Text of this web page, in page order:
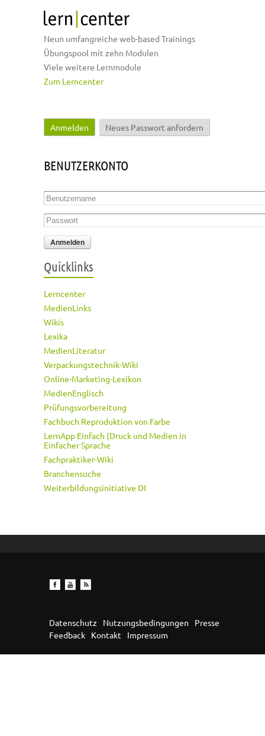
Neun umfangreiche web-based Trainings
Übungspool mit zehn Modulen
Viele weitere Lernmodule
Zum Lerncenter
Haupt-Reiter
Anmelden (aktiver Reiter)
Neues Passwort anfordern
BENUTZERKONTO
Benutzername
Passwort
Quicklinks
Lerncenter
MedienLinks
Wikis
Lexika
MedienLiteratur
Verpackungstechnik-Wiki
Online-Marketing-Lexikon
MedienEnglisch
Prüfungsvorbereitung
Fachbuch Reproduktion von Farbe
LernApp Einfach (Druck und Medien in
Einfacher Sprache
Fachpraktiker-Wiki
Branchensuche
Weiterbildungsinitiative DI
Datenschutz Nutzungsbedingungen
Presse
Feedback
Kontakt Impressum